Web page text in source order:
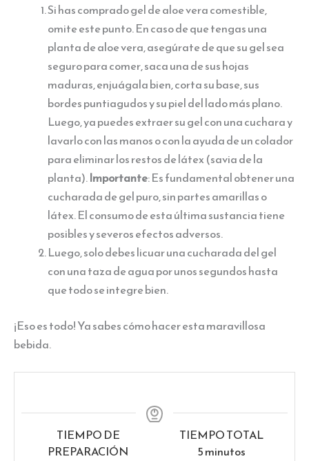
Si has comprado gel de aloe vera comestible,
omite este punto. En caso de que tengas una
planta de aloe vera, asegúrate de que su gel sea
seguro para comer, saca una de sus hojas
maduras, enjuágala bien, corta su base, sus
bordes puntiagudos y su piel del lado más plano.
Luego, ya puedes extraer su gel con una cuchara y
lavarlo con las manos o con la ayuda de un colador
para eliminar los restos de látex (savia de la
planta).Importante: Es fundamental obtener una
cucharada de gel puro, sin partes amarillas o
látex. El consumo de esta última sustancia tiene
posibles y severos efectos adversos.
Luego, solo debes licuar una cucharada del gel
con una taza de agua por unos segundos hasta
que todo se integre bien.
¡Eso es todo! Ya sabes cómo hacer esta maravillosa
bebida.
TIEMPO DE
PREPARACIÓN
TIEMPO TOTAL
5minutos
minutos